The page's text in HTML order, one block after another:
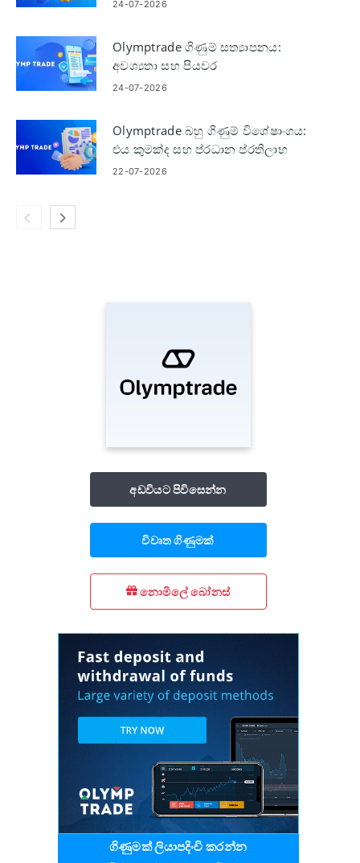
24-07-2026
Olymptrade ගිණුම් සත්‍යාපනය:
අවශ්‍යතා සහ පියවර
24-07-2026
Olymptrade බහු ගිණුම් විශේෂාංගය:
එය කුමක්ද සහ ප්රධාන ප්රතිලාභ
22-07-2026
අඩවියට පිවිසෙන්න
විවෘත ගිණුමක්
නොමිලේ බෝනස්
ගිණුමක් ලියාපදිංචි කරන්න